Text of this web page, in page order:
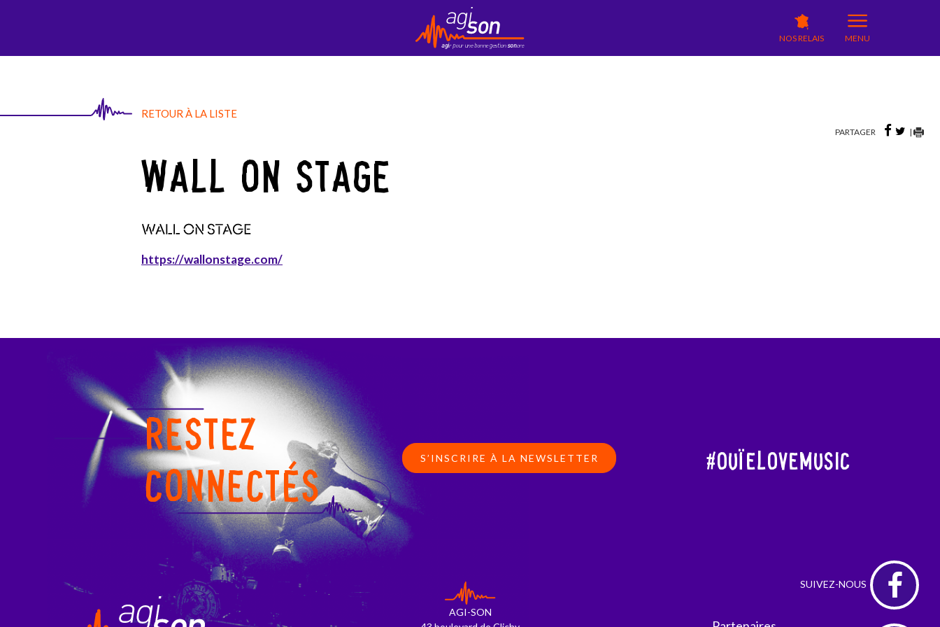
Contact
NOS RELAIS MENU
RETOUR À LA LISTE
PARTAGER |
WALL ON STAGE
https://wallonstage.com/
RESTEZ
CONNECTÉS
S’INSCRIRE À LA NEWSLETTER #OuïeLoveMusic
AGI-SON